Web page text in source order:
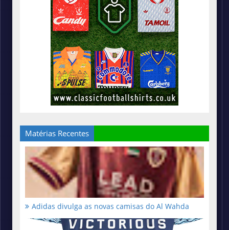
Matérias Recentes
Adidas divulga as novas camisas do Al Wahda